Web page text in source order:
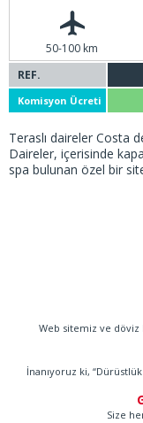
50-100 km
REF.
Komisyon Ücreti
Teraslı daireler Costa
Daireler, içerisinde
spa bulunan özel bir
Web sitemiz ve
İnanıyoruz ki,
Size